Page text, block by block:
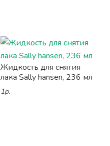
Жидкость для снятия
лака Sally hansen, 236 мл
1р.